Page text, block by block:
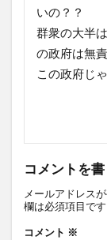
いの？？
群衆の大半
の政府は無
この政府じ
コメントを書
メールアドレス
欄は必須項目です
コメント ※